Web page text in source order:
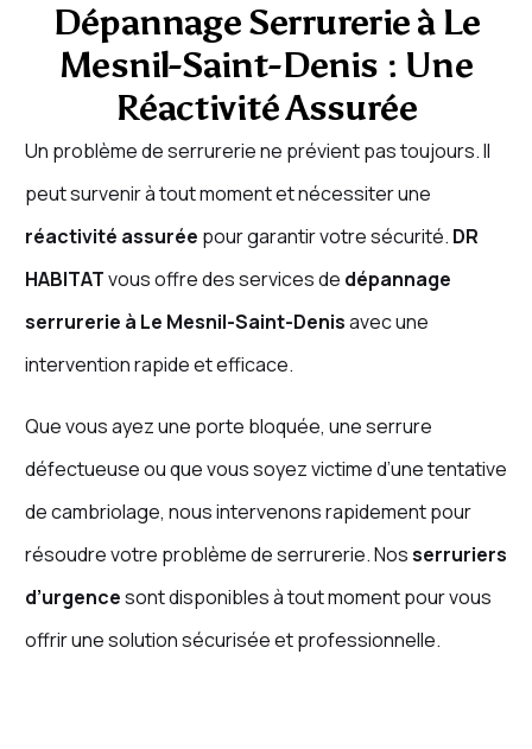
Dépannage Serrurerie à Le
Mesnil-Saint-Denis : Une
Réactivité Assurée
Un problème de serrurerie ne prévient pas toujours. Il
peut survenir à tout moment et nécessiter une
réactivité assurée pour garantir votre sécurité. DR
HABITATvous offre des services de dépannage
serrurerie à Le Mesnil-Saint-Denisavec une
intervention rapide et efficace.
Que vous ayez une porte bloquée, une serrure
défectueuse ou que vous soyez victime d’une tentative
de cambriolage, nous intervenons rapidement pour
résoudre votre problème de serrurerie. Nosserruriers
d’urgencesont disponibles à tout moment pour vous
offrir une solution sécurisée et professionnelle.